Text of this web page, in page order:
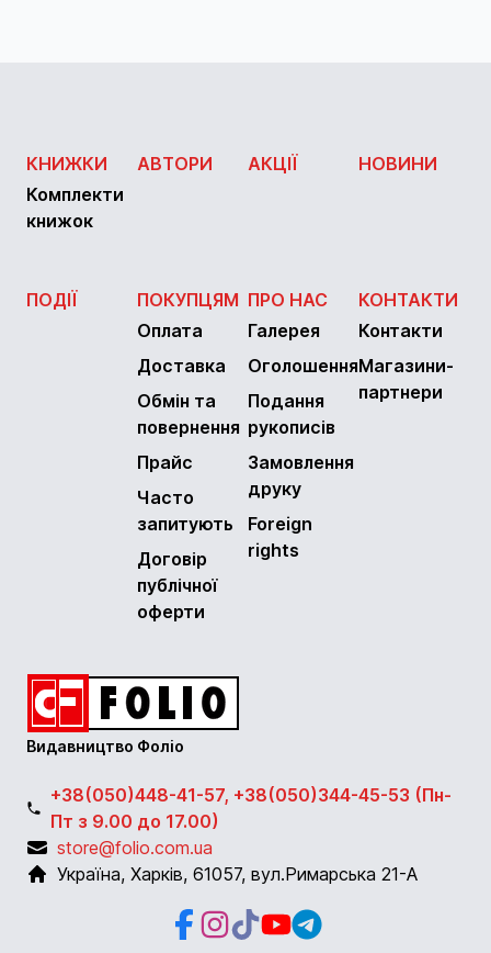
КНИЖКИ
Комплекти
книжок
АВТОРИ АКЦІЇ НОВИНИ
ПОДІЇ
ПОКУПЦЯМ
Оплата
Доставка
Обмін та
повернення
Прайс
Часто
запитують
Договір
публічної
оферти
ПРО НАС
Галерея
Оголошення
Подання
рукописів
Замовлення
друку
Foreign
rights
КОНТАКТИ
Контакти
Магазини-
партнери
Видавництво Фоліо
+38(050)448-41-57, +38(050)344-45-53 (Пн-
Пт з 9.00 до 17.00)
store@folio.com.ua
Україна, Харків, 61057, вул.Римарська 21-А
Facebook
Instagram
Instagram
YoutubeTelegram